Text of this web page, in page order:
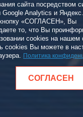
сайта посредством
Google Analytics и
«СОГЛАСЕН», Вы
то, что Вы
cookies на нашем
cookies Вы можете в
Политика
СОГЛАСЕН